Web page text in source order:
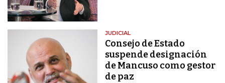
JUDICIAL
Consejo de Estado
suspende designación
de Mancuso como gestor
de paz